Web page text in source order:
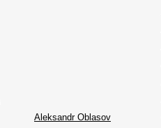
Aleksandr Oblasov